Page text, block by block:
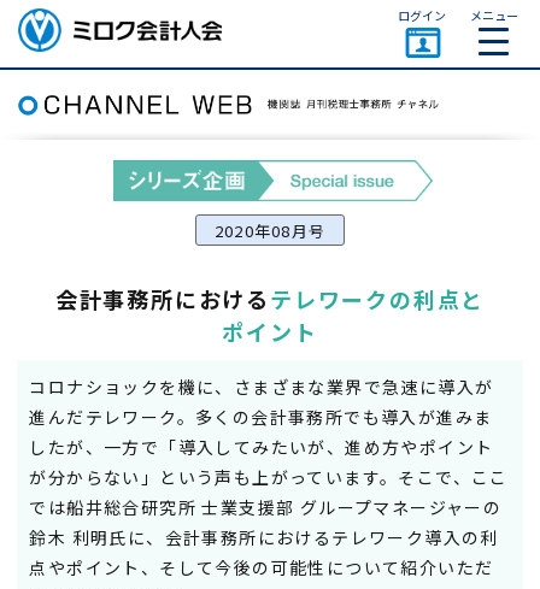
ミロク会計人会 MIROKU
ACCOUNTING PERSON
ASSOCIATION
ログイン メニュー
2020年08月号
会計事務所におけるテレワークの利点と
ポイント
コロナショックを機に、さまざまな業界で急速に導入が
進んだテレワーク。多くの会計事務所でも導入が進みま
したが、一方で「導入してみたいが、進め方やポイント
が分からない」という声も上がっています。そこで、ここ
では船井総合研究所 士業支援部 グループマネージャーの
鈴木 利明氏に、会計事務所におけるテレワーク導入の利
点やポイント、そして今後の可能性について紹介いただ